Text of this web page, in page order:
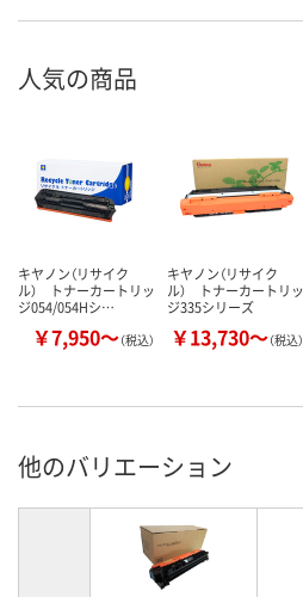
人気の商品
キヤノン（リサイク
ル） トナーカートリッ
ジ054/054Hシ…
￥7,950～（税込）
キヤノン（リサイク
ル） トナーカートリッ
ジ335シリーズ
￥13,730～（税込）
他のバリエーション